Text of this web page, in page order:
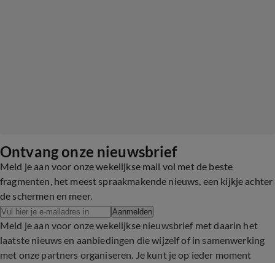
Ontvang onze nieuwsbrief
Meld je aan voor onze wekelijkse mail vol met de beste
fragmenten, het meest spraakmakende nieuws, een kijkje achter
de schermen en meer.
Aanmelden
Meld je aan voor onze wekelijkse nieuwsbrief met daarin het
laatste nieuws en aanbiedingen die wijzelf of in samenwerking
met onze partners organiseren. Je kunt je op ieder moment